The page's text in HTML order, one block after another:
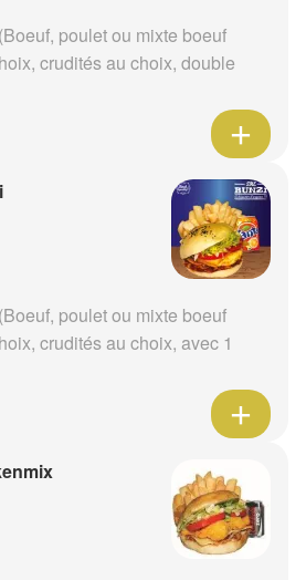
poulet ou mixte boeuf
crudités au choix, double
poulet ou mixte boeuf
crudités au choix, avec 1